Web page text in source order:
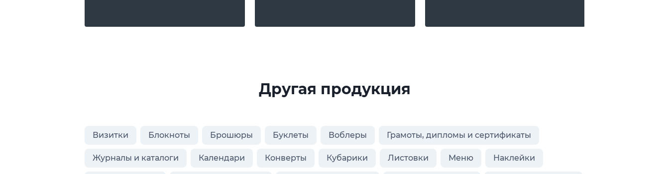
Другая продукция
Визитки Блокноты Брошюры Буклеты Воблеры Грамоты, дипломы и сертификаты
Журналы и каталоги Календари Конверты Кубарики Листовки Меню Наклейки